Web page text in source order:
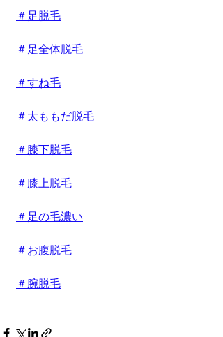
＃足脱毛
＃足全体脱毛
＃すね毛
＃太ももだ脱毛
＃膝下脱毛
＃膝上脱毛
＃足の毛濃い
＃お腹脱毛
＃腕脱毛